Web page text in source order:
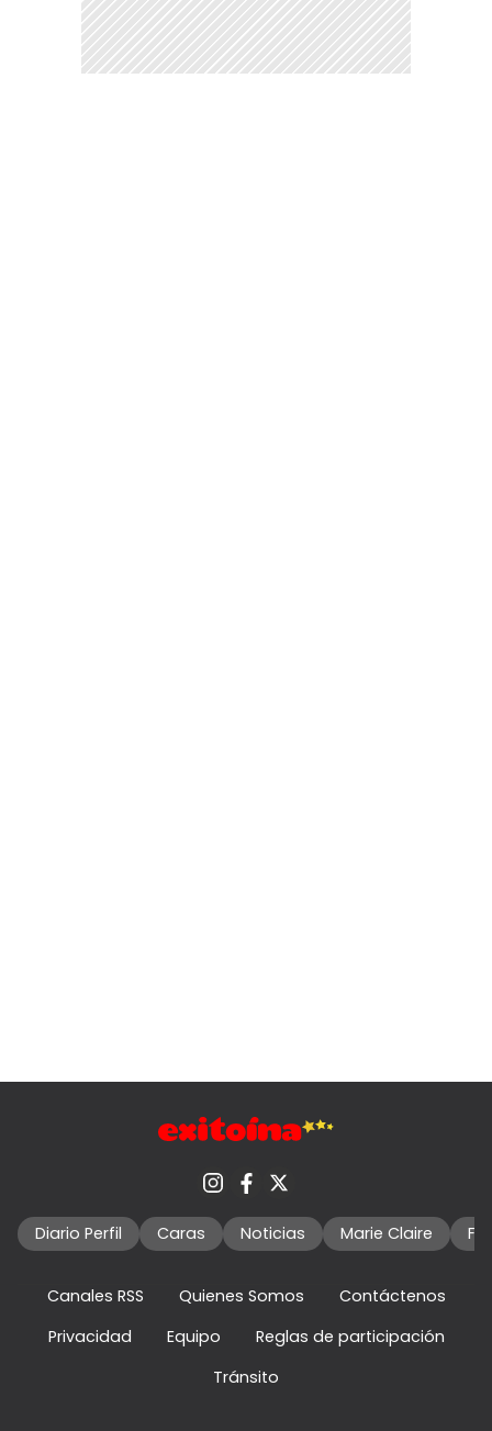
Diario Perfil Caras Noticias Marie Claire
Canales RSS Quienes Somos
Contáctenos
Privacidad
Equipo
Reglas de participación
Tránsito